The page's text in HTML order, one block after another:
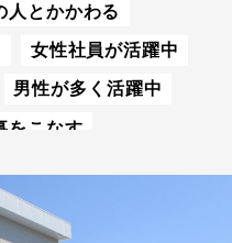
人とかかわる
女性社員が活躍中
男性が多く活躍中
をこなす